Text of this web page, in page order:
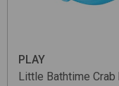
PLAY
Little Bathtime Crab